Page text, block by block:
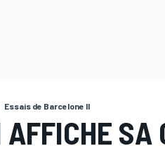
Essais de Barcelone II
AFFICHE SA